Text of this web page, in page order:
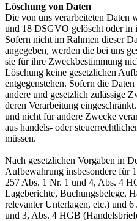
Löschung von Daten
Die von uns verarbeiteten Daten
und 18 DSGVO gelöscht oder in
Sofern nicht im Rahmen dieser
angegeben, werden die bei uns
sie für ihre Zweckbestimmung
Löschung keine gesetzlichen
entgegenstehen. Sofern die
andere und gesetzlich zulässige
deren Verarbeitung
und nicht für andere Zwecke
aus handels- oder
müssen.
Nach gesetzlichen Vorgaben in
Aufbewahrung insbesondere für
257 Abs. 1 Nr. 1 und 4, Abs. 4
Lageberichte, Buchungsbelege,
relevanter Unterlagen, etc.) und
und 3, Abs. 4 HGB